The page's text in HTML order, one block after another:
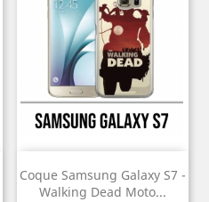
Coque Samsung Galaxy S7 -
Walking Dead Moto...